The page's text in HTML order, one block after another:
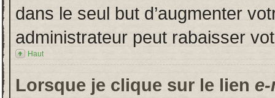
dans le seul but d’augmenter
administrateur peut rabaisser
Haut
Lorsque je clique sur le lien